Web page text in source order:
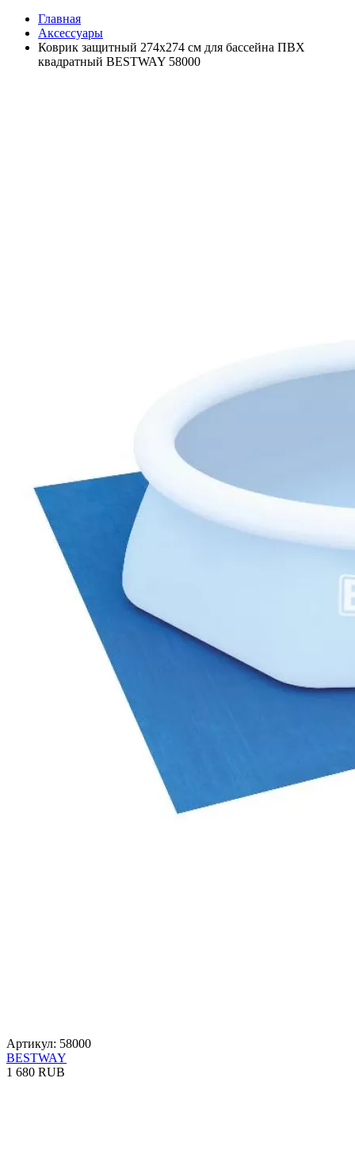
Главная
Аксессуары
Коврик защитный 274х274 см для бассейна ПВХ
квадратный BESTWAY 58000
Артикул: 58000
BESTWAY
1 680 RUB